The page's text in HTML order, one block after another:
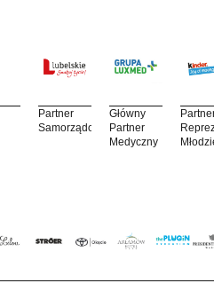
Partner
Samorządowy
Główny
Partner
Medyczny